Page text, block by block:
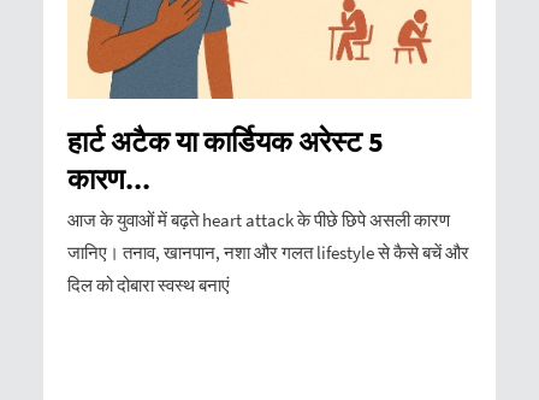
हार्ट अटैक या कार्डियक अरेस्ट 5
कारण...
आज के युवाओं में बढ़ते heart attack के पीछे छिपे असली कारण
जानिए। तनाव, खानपान, नशा और गलत lifestyle से कैसे बचें और
दिल को दोबारा स्वस्थ बनाएं